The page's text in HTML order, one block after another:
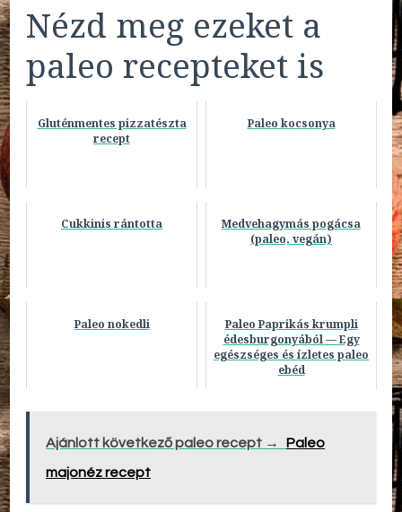
Nézd meg ezeket a
paleo recepteket is
Gluténmentes pizzatészta
recept
Paleo kocsonya
Cukkinis rántotta
Medvehagymás pogácsa
(paleo, vegán)
Paleo nokedli
Paleo Paprikás krumpli
édesburgonyából — Egy
egészséges és ízletes paleo
ebéd
Ajánlott következő paleo recept → Paleo
majonéz recept